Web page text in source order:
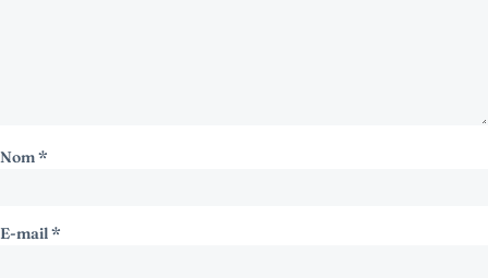
Nom*
E-mail*